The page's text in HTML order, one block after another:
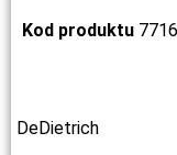
Kod produktu
DeDietrich